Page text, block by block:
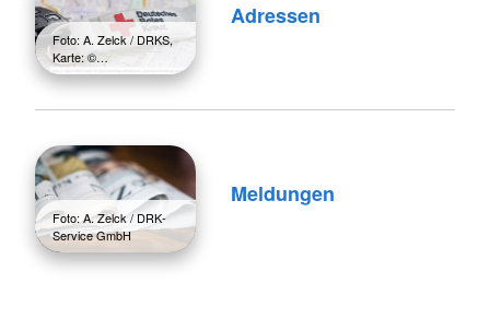
Foto: A. Zelck / DRKS,
Karte: ©…
Adressen
Foto: A. Zelck / DRK-
Service GmbH
Meldungen